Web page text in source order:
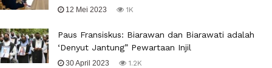
12 Mei 2023 1K
Paus Fransiskus: Biarawan dan Biarawati adalah
‘Denyut Jantung” Pewartaan Injil
30 April 2023 1.2K